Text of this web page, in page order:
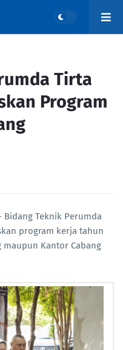
Tirta
Program
Bidang Teknik Perumda
program kerja tahun
Kantor Cabang